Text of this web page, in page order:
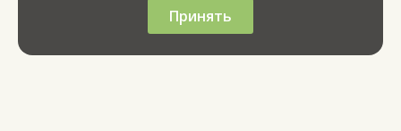
Принять